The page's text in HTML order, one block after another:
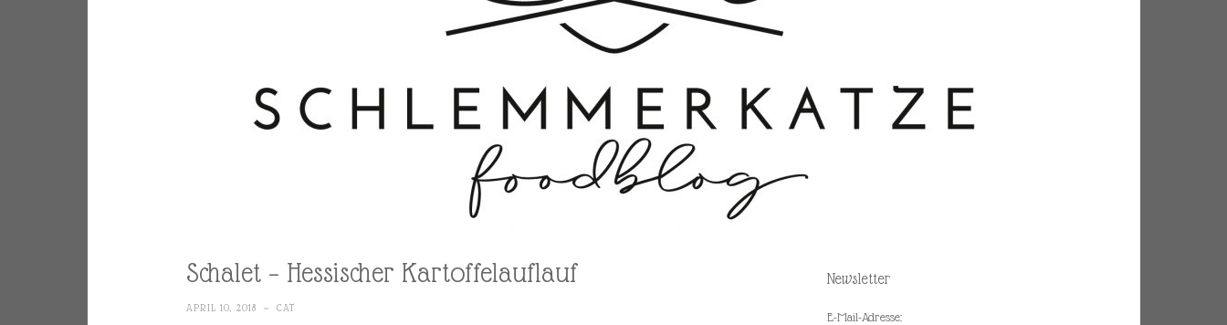
Schalet – Hessischer Kartoffelauflauf
APRIL 10, 2018 ~ CAT
Newsletter
E-Mail-Adresse: